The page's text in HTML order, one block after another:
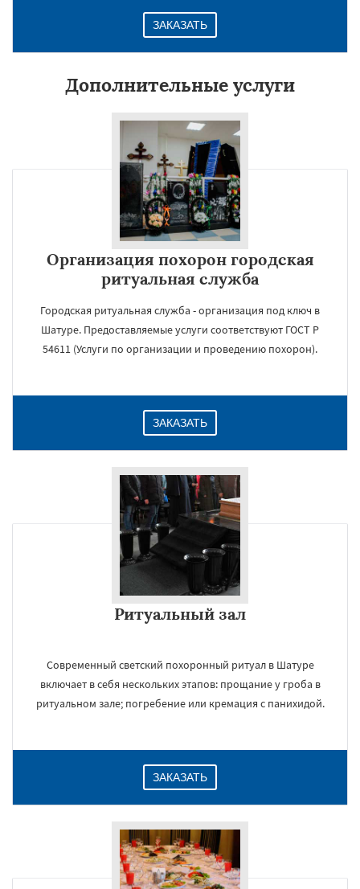
ЗАКАЗАТЬ
Дополнительные услуги
Организация похорон городская
ритуальная служба
Городская ритуальная служба - организация под ключ в
Шатуре. Предоставляемые услуги соответствуют ГОСТ Р
54611 (Услуги по организации и проведению похорон).
ЗАКАЗАТЬ
Ритуальный зал
Современный светский похоронный ритуал в Шатуре
включает в себя нескольких этапов: прощание у гроба в
ритуальном зале; погребение или кремация с панихидой.
ЗАКАЗАТЬ
Даю согласие на обработку персональных данных